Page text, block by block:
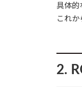
具体的
これ
2.